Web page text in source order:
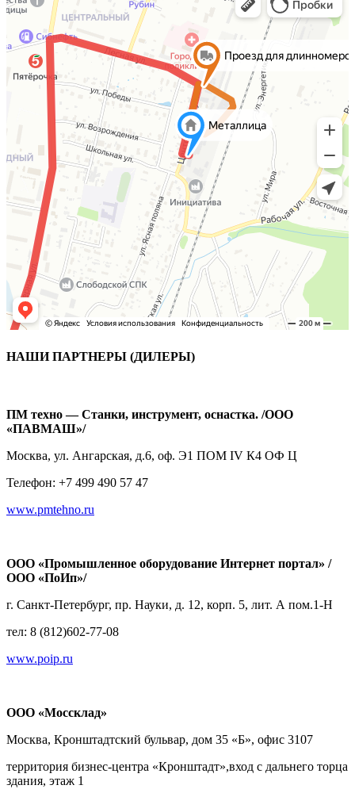
НАШИ ПАРТНЕРЫ (ДИЛЕРЫ)
ПМ техно — Станки, инструмент, оснастка. /ООО
«ПАВМАШ»/
Москва, ул. Ангарская, д.6, оф. Э1 ПОМ IV К4 ОФ Ц
Телефон: +7 499 490 57 47
www.pmtehno.ru
ООО «Промышленное оборудование Интернет портал» /
ООО «ПоИп»/
г. Санкт-Петербург, пр. Науки, д. 12, корп. 5, лит. А пом.1-Н
тел: 8 (812)602-77-08
www.poip.ru
ООО «Моссклад»
Москва, Кронштадтский бульвар, дом 35 «Б», офис 3107
территория бизнес-центра «Кронштадт»,вход с дальнего торца
здания, этаж 1